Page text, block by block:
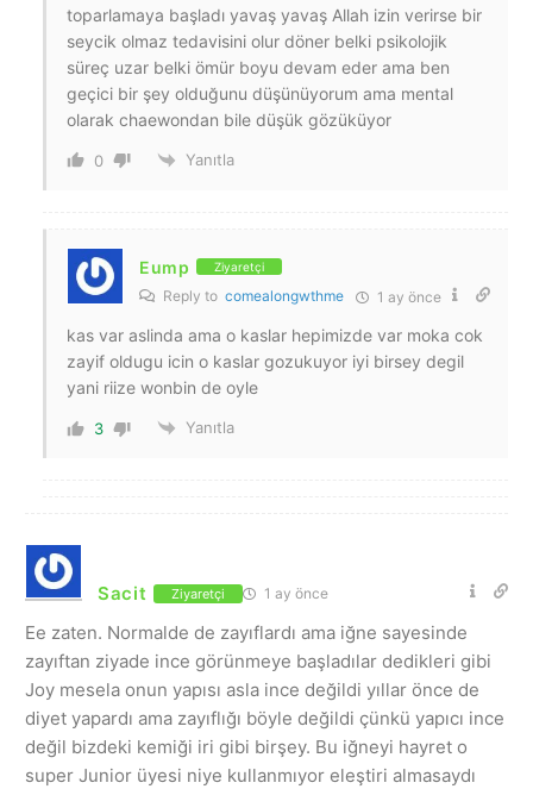
toparlamaya başladı yavaş yavaş Allah izin verirse bir
seycik olmaz tedavisini olur döner belki psikolojik
süreç uzar belki ömür boyu devam eder ama ben
geçici bir şey olduğunu düşünüyorum ama mental
olarak chaewondan bile düşük gözüküyor
0 Yanıtla
Eump Ziyaretçi
Reply to comealongwthme 1 ay önce
kas var aslinda ama o kaslar hepimizde var moka cok
zayif oldugu icin o kaslar gozukuyor iyi birsey degil
yani riize wonbin de oyle
3 Yanıtla
Sacit Ziyaretçi 1 ay önce
Ee zaten. Normalde de zayıflardı ama iğne sayesinde
zayıftan ziyade ince görünmeye başladılar dedikleri gibi
Joy mesela onun yapısı asla ince değildi yıllar önce de
diyet yapardı ama zayıflığı böyle değildi çünkü yapıcı ince
değil bizdeki kemiği iri gibi birşey. Bu iğneyi hayret o
super Junior üyesi niye kullanmıyor eleştiri almasaydı